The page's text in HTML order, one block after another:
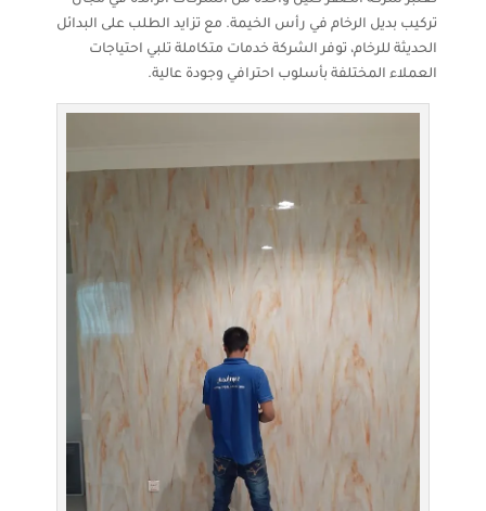
تركيب بديل الرخام في رأس الخيمة. مع تزايد الطلب على البدائل
الحديثة للرخام، توفر الشركة خدمات متكاملة تلبي احتياجات
العملاء المختلفة بأسلوب احترافي وجودة عالية.